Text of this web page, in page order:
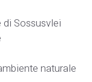
Sossusvlei
naturale